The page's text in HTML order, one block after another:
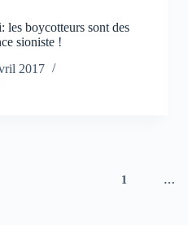
les boycotteurs sont des
sioniste !
2017
1 …